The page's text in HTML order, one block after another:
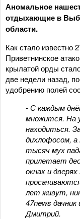
Аномальное
отдыхающие в
области.
Как стало известно
Приветнинское
крылатой орды
две недели назад,
удобрению полей
- С каждым
множится. На
находиться.
дихлофосом,
тысяч мух
прилетает
окнах и
лет живут,
47news
Дмитрий.